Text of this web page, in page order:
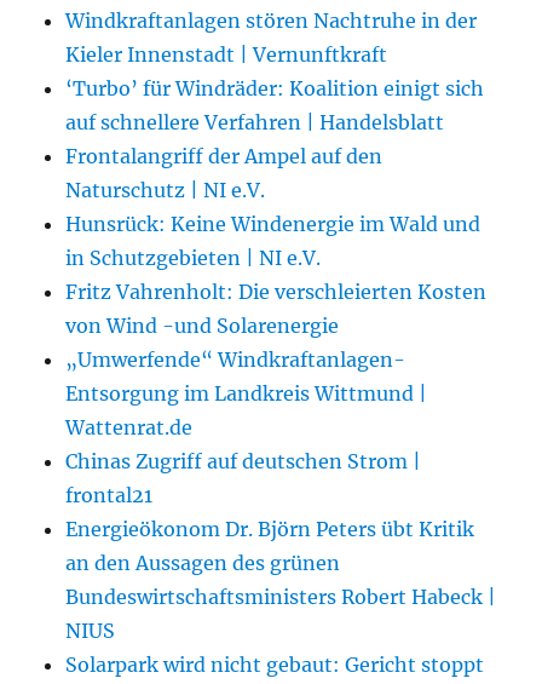
Windkraftanlagen stören Nachtruhe in der
Kieler Innenstadt | Vernunftkraft
‘Turbo’ für Windräder: Koalition einigt sich
auf schnellere Verfahren | Handelsblatt
Frontalangriff der Ampel auf den
Naturschutz | NI e.V.
Hunsrück: Keine Windenergie im Wald und
in Schutzgebieten | NI e.V.
Fritz Vahrenholt: Die verschleierten Kosten
von Wind -und Solarenergie
„Umwerfende“ Windkraftanlagen-
Entsorgung im Landkreis Wittmund |
Wattenrat.de
Chinas Zugriff auf deutschen Strom |
frontal21
Energieökonom Dr. Björn Peters übt Kritik
an den Aussagen des grünen
Bundeswirtschaftsministers Robert Habeck |
NIUS
Solarpark wird nicht gebaut: Gericht stoppt